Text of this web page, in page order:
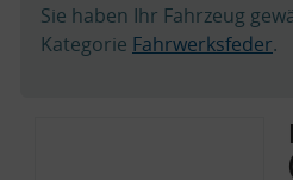
Sie haben Ihr Fahrzeug
Kategorie Fahrwerksfeder.